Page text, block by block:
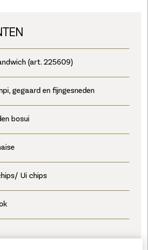
(art. 225609)
gegaard en fijngesneden
bosui
Ui chips